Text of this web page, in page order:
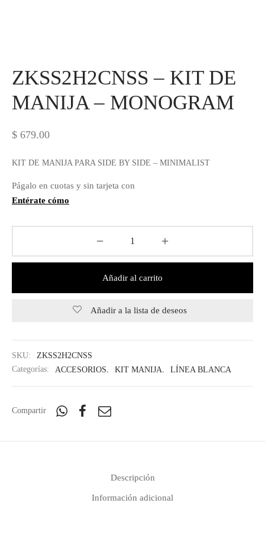
ZKSS2H2CNSS – KIT DE
MANIJA – MONOGRAM
$ 679.00
KIT DE MANIJA PARA SIDE BY SIDE – MINIMALIST
Págalo en cuotas y sin tarjeta con
Entérate cómo
Añadir al carrito
Añadir a la lista de deseos
SKU:
ZKSS2H2CNSS
Categorías:
ACCESORIOS, KIT MANIJA, LÍNEA BLANCA
Compartir
Descripción
Información adicional